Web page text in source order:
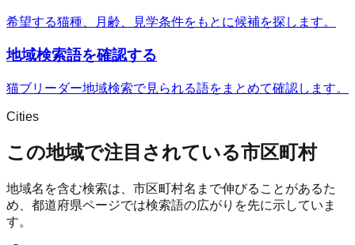
希望する猫種、月齢、見学条件をもとに候補を探します。
地域検索語を確認する
猫ブリーダー地域検索で見られる語をまとめて確認します。
Cities
この地域で注目されている市区町村
地域名を含む検索は、市区町村名まで伸びることがあるた
め、都道府県ページでは検索語の広がりを先に示していま
す。